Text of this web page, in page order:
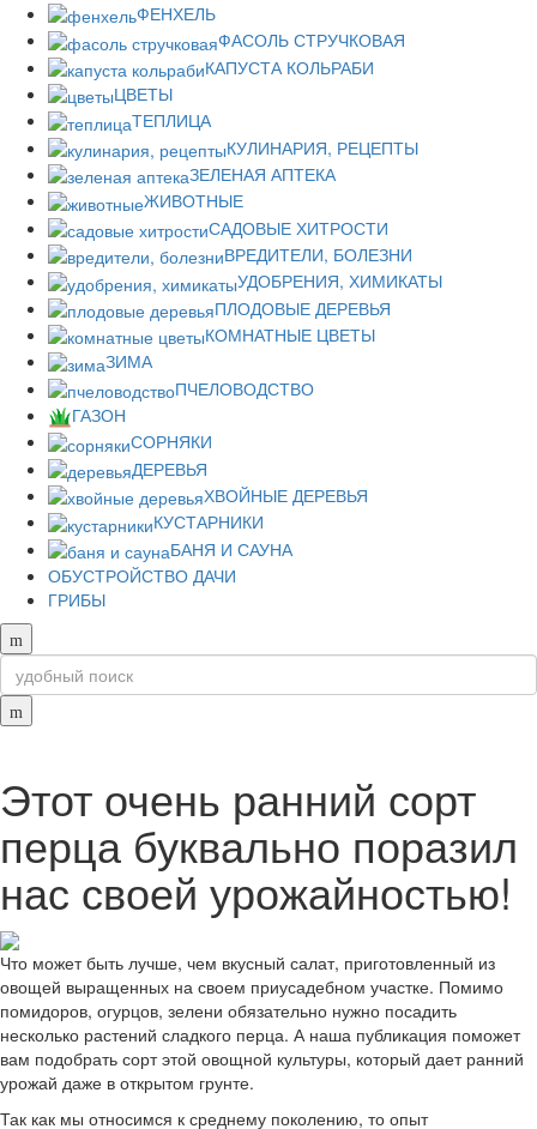
ФЕНХЕЛЬ
ФАСОЛЬ СТРУЧКОВАЯ
КАПУСТА КОЛЬРАБИ
ЦВЕТЫ
ТЕПЛИЦА
КУЛИНАРИЯ, РЕЦЕПТЫ
ЗЕЛЕНАЯ АПТЕКА
ЖИВОТНЫЕ
САДОВЫЕ ХИТРОСТИ
ВРЕДИТЕЛИ, БОЛЕЗНИ
УДОБРЕНИЯ, ХИМИКАТЫ
ПЛОДОВЫЕ ДЕРЕВЬЯ
КОМНАТНЫЕ ЦВЕТЫ
ЗИМА
ПЧЕЛОВОДСТВО
ГАЗОН
СОРНЯКИ
ДЕРЕВЬЯ
ХВОЙНЫЕ ДЕРЕВЬЯ
КУСТАРНИКИ
БАНЯ И САУНА
ОБУСТРОЙСТВО ДАЧИ
ГРИБЫ
Этот очень ранний сорт
перца буквально поразил
нас своей урожайностью!
Что может быть лучше, чем вкусный салат, приготовленный из
овощей выращенных на своем приусадебном участке. Помимо
помидоров, огурцов, зелени обязательно нужно посадить
несколько растений сладкого перца. А наша публикация поможет
вам подобрать сорт этой овощной культуры, который дает ранний
урожай даже в открытом грунте.
Так как мы относимся к среднему поколению, то опыт